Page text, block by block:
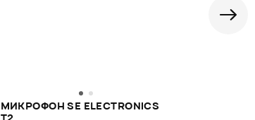
МИКРОФОН SE ELECTRONICS